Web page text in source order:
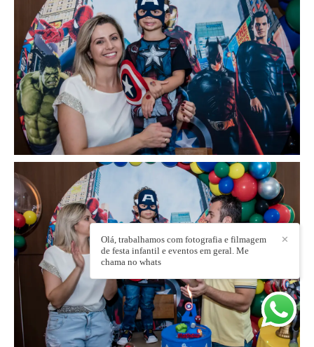
✕
Olá, trabalhamos com fotografia e filmagem
de festa infantil e eventos em geral. Me
chama no whats